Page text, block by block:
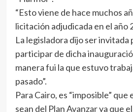
“Esto viene de hace muchos
licitación adjudicada en el año
La legisladora dijo ser invitada
participar de dicha
manera fui la que estuvo
pasado”.
Para Cairo, es “imposible” que
sean del Plan Avanzar ya que